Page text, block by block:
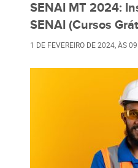
SENAI MT 2024:
SENAI (Cursos
1 DE FEVEREIRO DE 2024, ÀS